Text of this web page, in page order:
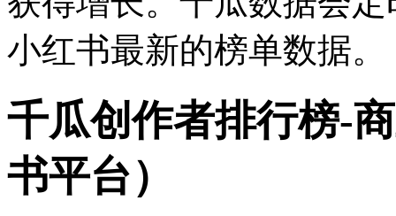
小红书最新的榜单数据。
千瓜创作者排行榜-
书平台）